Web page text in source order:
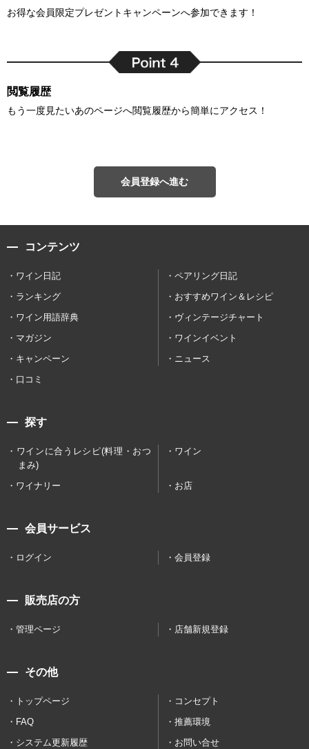
お得な会員限定プレゼントキャンペーンへ参加できます！
閲覧履歴
もう一度見たいあのページへ閲覧履歴から簡単にアクセス！
会員登録へ進む
コンテンツ
ワイン日記
ペアリング日記
ランキング
おすすめワイン＆レシピ
ワイン用語辞典
ヴィンテージチャート
マガジン
ワインイベント
キャンペーン
ニュース
口コミ
探す
ワインに合うレシピ(料理・おつ
まみ)
ワイン
ワイナリー お店
会員サービス
ログイン 会員登録
販売店の方
管理ページ 店舗新規登録
その他
トップページ
コンセプト
FAQ
推薦環境
システム更新履歴
お問い合せ